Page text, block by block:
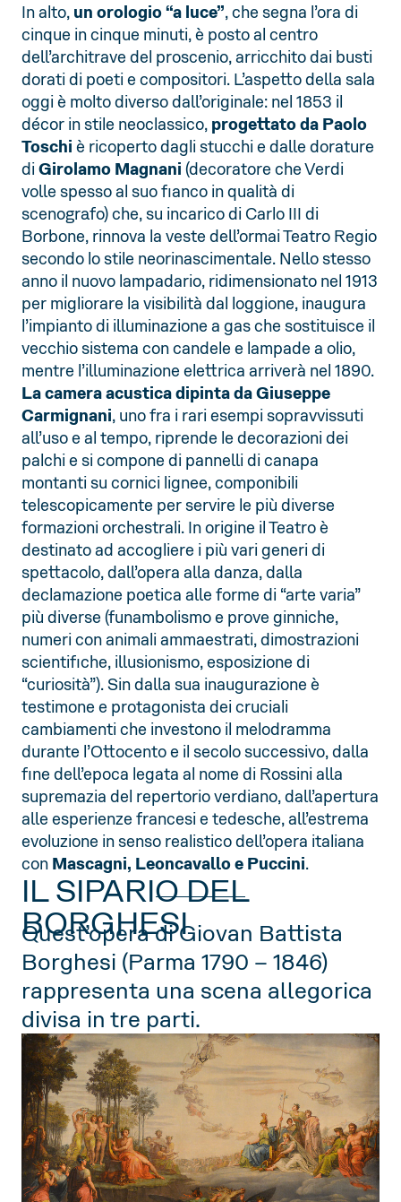
In alto, un orologio “a luce”, che segna l’ora di
cinque in cinque minuti, è posto al centro
dell’architrave del proscenio, arricchito dai busti
dorati di poeti e compositori. L’aspetto della sala
oggi è molto diverso dall’originale: nel 1853 il
décor in stile neoclassico, progettato da Paolo
Toschi è ricoperto dagli stucchi e dalle dorature
diGirolamo Magnani (decoratore che Verdi
volle spesso al suo fianco in qualità di
scenografo) che, su incarico di Carlo III di
Borbone, rinnova la veste dell’ormai Teatro Regio
secondo lo stile neorinascimentale. Nello stesso
anno il nuovo lampadario, ridimensionato nel 1913
per migliorare la visibilità dal loggione, inaugura
l’impianto di illuminazione a gas che sostituisce il
vecchio sistema con candele e lampade a olio,
mentre l’illuminazione elettrica arriverà nel 1890.
La camera acustica dipinta da Giuseppe
Carmignani, uno fra i rari esempi sopravvissuti
all’uso e al tempo, riprende le decorazioni dei
palchi e si compone di pannelli di canapa
montanti su cornici lignee, componibili
telescopicamente per servire le più diverse
formazioni orchestrali. In origine il Teatro è
destinato ad accogliere i più vari generi di
spettacolo, dall’opera alla danza, dalla
declamazione poetica alle forme di “arte varia”
più diverse (funambolismo e prove ginniche,
numeri con animali ammaestrati, dimostrazioni
scientifiche, illusionismo, esposizione di
“curiosità”). Sin dalla sua inaugurazione è
testimone e protagonista dei cruciali
cambiamenti che investono il melodramma
durante l’Ottocento e il secolo successivo, dalla
fine dell’epoca legata al nome di Rossini alla
supremazia del repertorio verdiano, dall’apertura
alle esperienze francesi e tedesche, all’estrema
evoluzione in senso realistico dell’opera italiana
con Mascagni, Leoncavallo e Puccini.
IL SIPARIO DEL
BORGHESI
Quest’opera di Giovan Battista
Borghesi (Parma 1790 – 1846)
rappresenta una scena allegorica
divisa in tre parti.